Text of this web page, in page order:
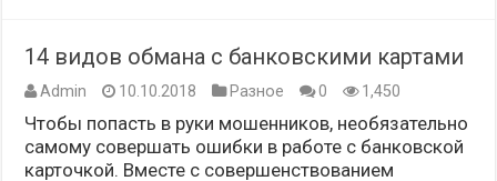
14 видов обмана с банковскими картами
Admin 10.10.2018 Разное 0 1,450
Чтобы попасть в руки мошенников, необязательно
самому совершать ошибки в работе с банковской
карточкой. Вместе с совершенствованием